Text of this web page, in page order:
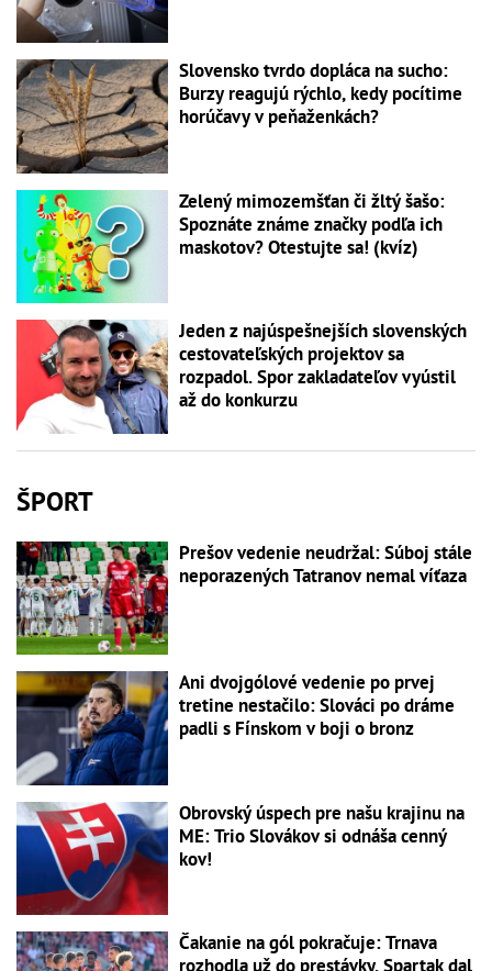
Slovensko tvrdo dopláca na sucho:
Burzy reagujú rýchlo, kedy pocítime
horúčavy v peňaženkách?
Zelený mimozemšťan či žltý šašo:
Spoznáte známe značky podľa ich
maskotov? Otestujte sa! (kvíz)
Jeden z najúspešnejších slovenských
cestovateľských projektov sa
rozpadol. Spor zakladateľov vyústil
až do konkurzu
ŠPORT
Prešov vedenie neudržal: Súboj stále
neporazených Tatranov nemal víťaza
Ani dvojgólové vedenie po prvej
tretine nestačilo: Slováci po dráme
padli s Fínskom v boji o bronz
Obrovský úspech pre našu krajinu na
ME: Trio Slovákov si odnáša cenný
kov!
Čakanie na gól pokračuje: Trnava
rozhodla už do prestávky, Spartak dal